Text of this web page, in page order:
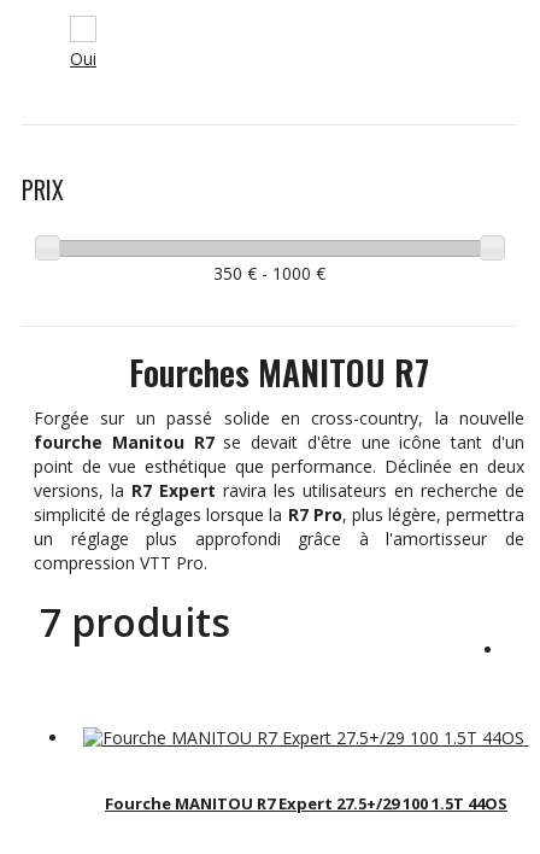
Oui
PRIX
350 € - 1000 €
Fourches MANITOU R7
Forgée sur un passé solide en cross-country, la nouvelle
fourche Manitou R7se devait d'être une icône tant d'un
point de vue esthétique que performance. Déclinée en deux
versions, la R7 Expert ravira les utilisateurs en recherche de
simplicité de réglages lorsque la R7 Pro, plus légère, permettra
un réglage plus approfondi grâce à l'amortisseur de
compression VTT Pro.
7 produits
Fourche MANITOU R7 Expert 27.5+/29 100 1.5T 44OS